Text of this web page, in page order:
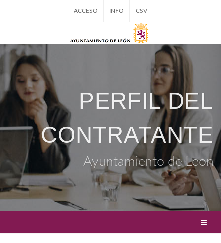
ACCESO INFO CSV
PERFIL DEL
CONTRATANTE
Ayuntamiento de Leon